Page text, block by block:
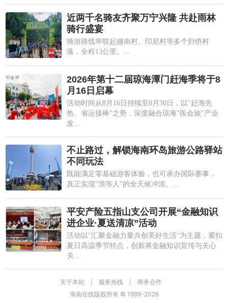
近两千名骑友齐聚万宁兴隆 共赴雨林
骑行盛宴
骑游路线串联起越南村、印尼村等多个归侨村
落，全程13公里。...
2026年第十二届琼海潭门赶海季将于8
月16日启幕
活动时间从8月16日持续至8月30日，以"赶海先
热、省运接棒"之势，深度融合琼海"医会旅"产业
发...
不止路过，解锁海南环岛旅游公路驿站
不同玩法
既能满足零基础游客体验，也可承办国际赛事，
真正实现"浪等人"的全天候冲浪。...
平安产险五指山支公司开展“金融知识
进企业·夏送清凉”活动
活动以"汇聚金融力量共创美好生活"为主题，紧扣
夏日高温季节特点，创新将金融知识宣传与关心
关...
关于本站 服务热线
商务合作
海南在线版权所有 © 1999-2026